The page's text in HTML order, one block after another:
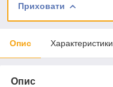
Приховати
Опис Характеристики
Опис